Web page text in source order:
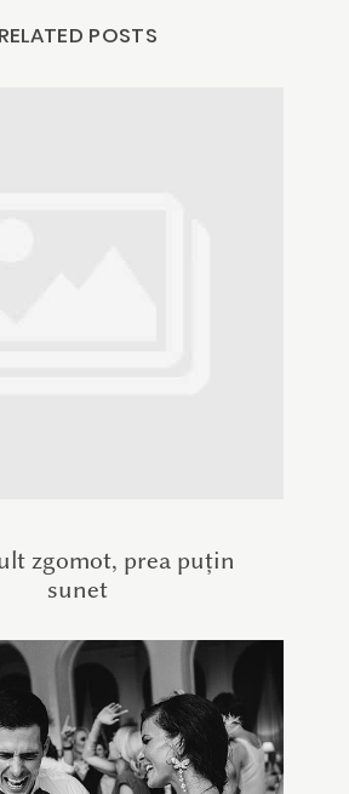
RELATED POSTS
zgomot, prea puțin
sunet